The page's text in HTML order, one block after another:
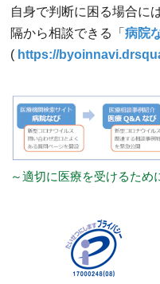
自身で判断に困る場合に
隔から相談できる「 病院
( https://
～適切に医療を受けるため